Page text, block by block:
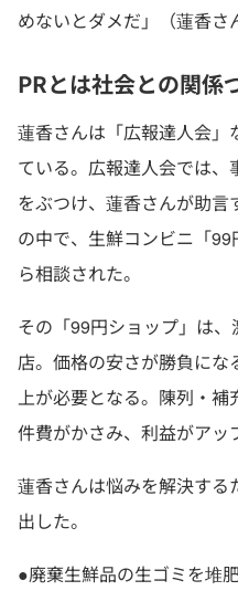
めないとダメだ」（蓮香さ
PRとは社会との関係
蓮香さんは「広報達人会」
ている。広報達人会では
をぶつけ、蓮香さんが助言
の中で、生鮮コンビニ「
ら相談された。
その「99円ショップ」は
店。価格の安さが勝負に
上が必要となる。陳列・補
件費がかさみ、利益がアッ
蓮香さんは悩みを解決する
出した。
●廃棄生鮮品の生ゴミを堆